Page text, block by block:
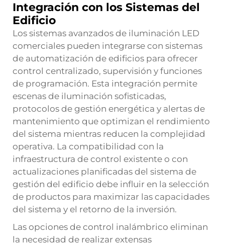
Integración con los Sistemas del
Edificio
Los sistemas avanzados de iluminación LED
comerciales pueden integrarse con sistemas
de automatización de edificios para ofrecer
control centralizado, supervisión y funciones
de programación. Esta integración permite
escenas de iluminación sofisticadas,
protocolos de gestión energética y alertas de
mantenimiento que optimizan el rendimiento
del sistema mientras reducen la complejidad
operativa. La compatibilidad con la
infraestructura de control existente o con
actualizaciones planificadas del sistema de
gestión del edificio debe influir en la selección
de productos para maximizar las capacidades
del sistema y el retorno de la inversión.
Las opciones de control inalámbrico eliminan
la necesidad de realizar extensas